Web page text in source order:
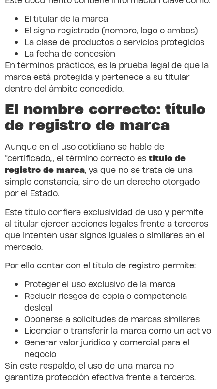
El titular de la marca
El signo registrado (nombre, logo o ambos)
La clase de productos o servicios protegidos
La fecha de concesión
En términos prácticos, es la prueba legal de que la
marca está protegida y pertenece a su titular
dentro del ámbito concedido.
El nombre correcto: título
de registro de marca
Aunque en el uso cotidiano se hable de
“certificado”, el término correcto es título de
registro de marca, ya que no se trata de una
simple constancia, sino de un derecho otorgado
por el Estado.
Este título confiere exclusividad de uso y permite
al titular ejercer acciones legales frente a terceros
que intenten usar signos iguales o similares en el
mercado.
Por ello contar con el título de registro permite:
Proteger el uso exclusivo de la marca
Reducir riesgos de copia o competencia
desleal
Oponerse a solicitudes de marcas similares
Licenciar o transferir la marca como un activo
Generar valor jurídico y comercial para el
negocio
Sin este respaldo, el uso de una marca no
garantiza protección efectiva frente a terceros.